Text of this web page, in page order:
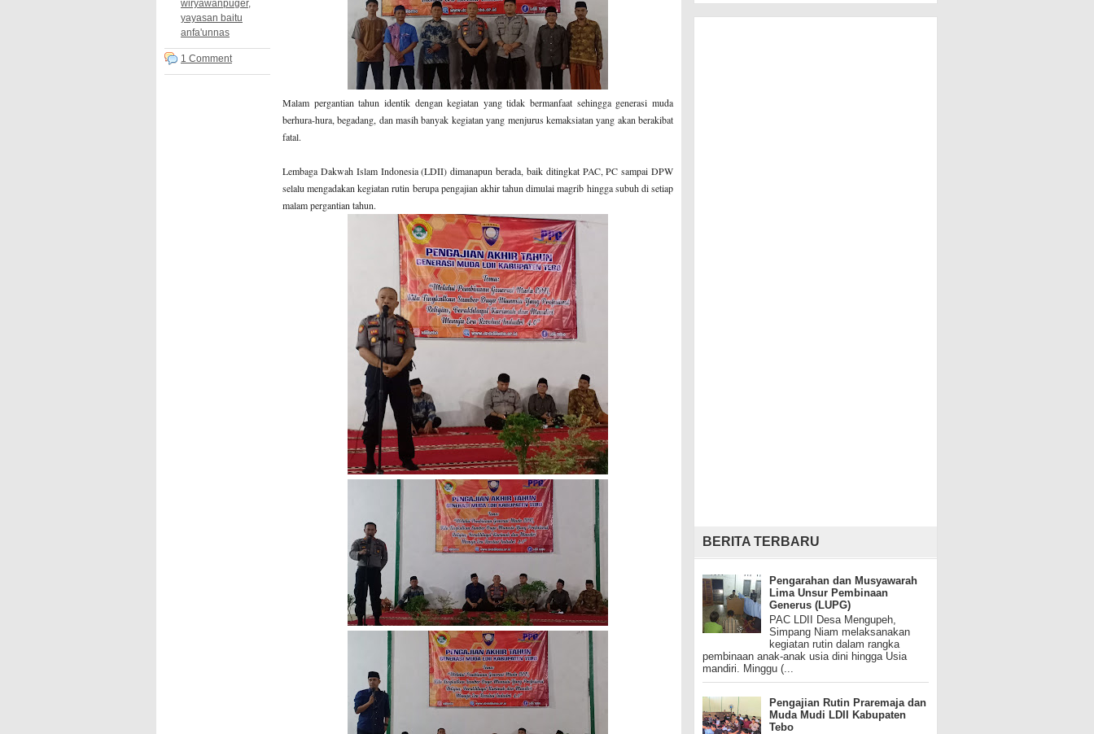
wiryawanpuger,
yayasan baitu
anfa'unnas
1 Comment
Malam pergantian tahun identik dengan kegiatan yang tidak bermanfaat sehingga generasi muda
berhura-hura, begadang, dan masih banyak kegiatan yang menjurus kemaksiatan yang akan berakibat
fatal.
Lembaga Dakwah Islam Indonesia (LDII) dimanapun berada, baik ditingkat PAC, PC sampai DPW
selalu mengadakan kegiatan rutin berupa pengajian akhir tahun dimulai magrib hingga subuh di setiap
malam pergantian tahun.
BERITA TERBARU
Pengarahan dan Musyawarah
Lima Unsur Pembinaan
Generus (LUPG)
PAC LDII Desa Mengupeh,
Simpang Niam melaksanakan
kegiatan rutin dalam rangka
pembinaan anak-anak usia dini hingga Usia
mandiri. Minggu (...
Pengajian Rutin Praremaja dan
Muda Mudi LDII Kabupaten
Tebo